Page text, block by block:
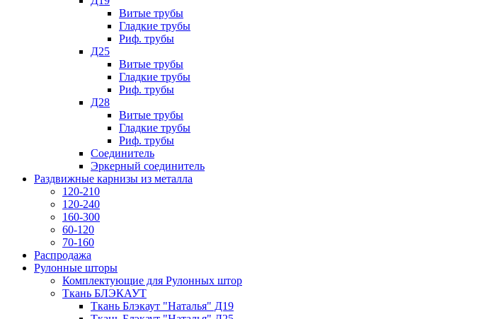
Витые трубы
Гладкие трубы
Риф. трубы
Д25
Витые трубы
Гладкие трубы
Риф. трубы
Д28
Витые трубы
Гладкие трубы
Риф. трубы
Соединитель
Эркерный соединитель
Раздвижные карнизы из металла
120-210
120-240
160-300
60-120
70-160
Распродажа
Рулонные шторы
Комплектующие для Рулонных штор
Ткань БЛЭКАУТ
Ткань Блэкаут "Наталья" Д19